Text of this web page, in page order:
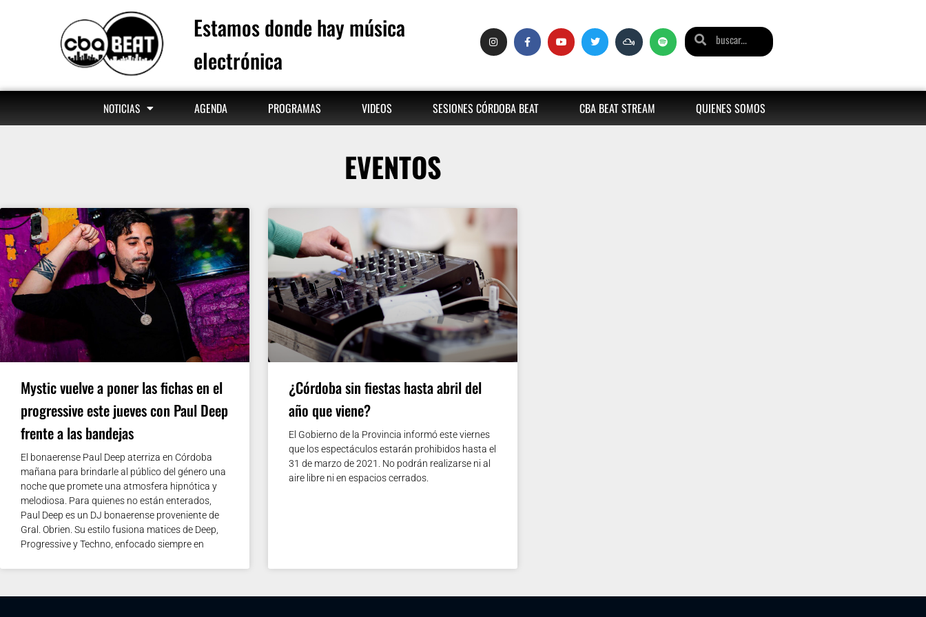
Estamos donde hay música
electrónica
NOTICIAS AGENDA PROGRAMAS VIDEOS SESIONES CÓRDOBA BEAT CBA BEAT STREAM QUIENES SOMOS
EVENTOS
Mystic vuelve a poner las fichas en el
progressive este jueves con Paul Deep
frente a las bandejas
El bonaerense Paul Deep aterriza en Córdoba
mañana para brindarle al público del género una
noche que promete una atmosfera hipnótica y
melodiosa. Para quienes no están enterados,
Paul Deep es un DJ bonaerense proveniente de
Gral. Obrien. Su estilo fusiona matices de Deep,
Progressive y Techno, enfocado siempre en
¿Córdoba sin fiestas hasta abril del
año que viene?
El Gobierno de la Provincia informó este viernes
que los espectáculos estarán prohibidos hasta el
31 de marzo de 2021. No podrán realizarse ni al
aire libre ni en espacios cerrados.